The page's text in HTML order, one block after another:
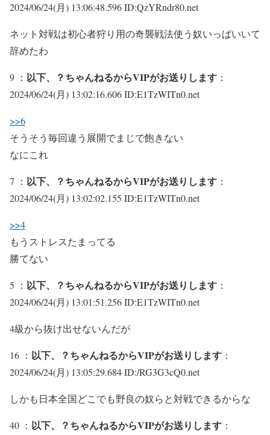
2024/06/24(月) 13:06:48.596 ID:QzYRndr80.net
ネット対戦は初心者狩り用の奇襲戦法使う奴いっぱいいて
辞めたわ
9 ： 以下、？ちゃんねるからVIPがお送りします ：
2024/06/24(月) 13:02:16.606 ID:E1TzWITn0.net
>>6
そうそう毎回違う展開でまじで飽きない
なにこれ
7 ： 以下、？ちゃんねるからVIPがお送りします ：
2024/06/24(月) 13:02:02.155 ID:E1TzWITn0.net
>>4
もうストレスたまってる
勝てない
5 ： 以下、？ちゃんねるからVIPがお送りします ：
2024/06/24(月) 13:01:51.256 ID:E1TzWITn0.net
4級から抜け出せないんだが
16 ： 以下、？ちゃんねるからVIPがお送りします ：
2024/06/24(月) 13:05:29.684 ID:/RG3G3cQ0.net
しかも日本全国どこでも野良の奴らと対戦できるからな
40 ： 以下、？ちゃんねるからVIPがお送りします ：